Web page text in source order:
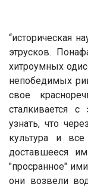
“историческая
этрусков.
хитроумных
непобедимых
свое
сталкивается
узнать, что
культура и
доставшееся им
"просранное"
они возвели